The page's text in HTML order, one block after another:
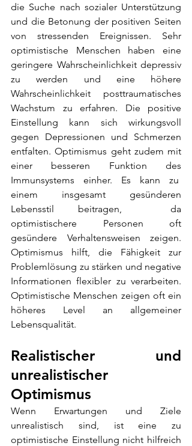
die Suche nach sozialer Unterstützung
und die Betonung der positiven Seiten
von stressenden Ereignissen. Sehr
optimistische Menschen haben eine
geringere Wahrscheinlichkeit depressiv
zu werden und eine höhere
Wahrscheinlichkeit posttraumatisches
Wachstum zu erfahren. Die positive
Einstellung kann sich wirkungsvoll
gegen Depressionen und Schmerzen
entfalten. Optimismus geht zudem mit
einer besseren Funktion des
Immunsystems einher. Es kann zu
einem insgesamt gesünderen
Lebensstil beitragen,  da
optimistischere Personen oft
gesündere Verhaltensweisen zeigen.
Optimismus hilft, die Fähigkeit zur
Problemlösung zu stärken und negative
Informationen flexibler zu verarbeiten.
Optimistische Menschen zeigen oft ein
höheres Level an allgemeiner
Lebensqualität.
Realistischer und
unrealistischer
Optimismus
Wenn Erwartungen und Ziele
unrealistisch sind, ist eine zu
optimistische Einstellung nicht hilfreich